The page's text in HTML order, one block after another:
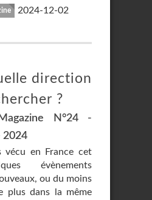
2024-12-02
direction
?
N°24 -
2024
vécu en France cet
évènements
ou du moins
plus dans la même